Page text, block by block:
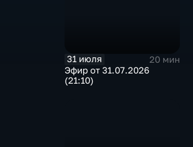
31 июля
20 мин
Эфир от 31.07.2026
(21:10)